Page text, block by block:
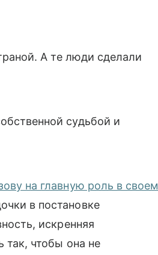
А те люди сделали
судьбой и
на главную роль в своем
в постановке
искренняя
так, чтобы она не